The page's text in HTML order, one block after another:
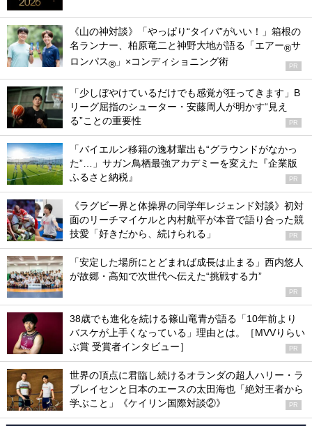
《山の神対談》「やっぱり“タイパ”がいい！」箱根の
名ランナー、柏原竜二と神野大地が語る「エアー®サ
ロンパス® 」×コンディショニング術 PR
「少しぼやけているだけでも感覚が狂ってきます」B
リーグ屈指のシューター・安藤周人が明かす“見え
る”ことの重要性
PR
「バイエルン移籍の逸材輩出も“グラウンドがなかっ
た”…」サガン鳥栖最強アカデミーを変えた『企業版
ふるさと納税』
PR
《ラグビー界と体操界の同学年レジェンド対談》初対
面のリーチマイケルと内村航平が本音で語り合った競
技愛「好きだから、続けられる」
PR
「安定した場所にとどまれば成長は止まる」西内悠人
が故郷・高知で次世代へ伝えた“挑戦する力”
PR
38歳でも進化を続ける篠山竜青が語る「10年前より
バスケが上手くなっている」理由とは。［MVVりらい
ぶ賞 受賞者インタビュー］
PR
世界の頂点に君臨し続けるオランダの超人ハリー・ラ
ブレイセンと日本のエースの太田海也「絶対王者から
学ぶこと」《ケイリン国際対談②》
PR